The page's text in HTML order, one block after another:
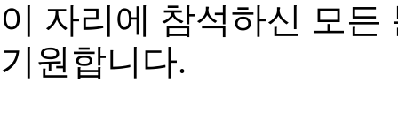
이 자리에 참석하신 모
기원합니다.